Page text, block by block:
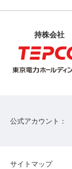
持株会社
公式アカウント：
サイトマップ